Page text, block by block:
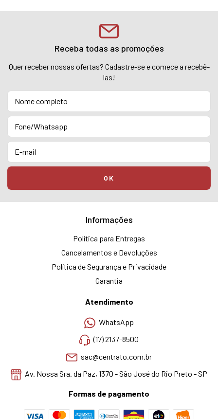
Receba todas as promoções
Quer receber nossas ofertas? Cadastre-se e comece a recebê-
las!
Informações
Política para Entregas
Cancelamentos e Devoluções
Política de Segurança e Privacidade
Garantia
Atendimento
WhatsApp
(17) 2137-8500
sac@centrato.com.br
Av. Nossa Sra. da Paz, 1370 - São José do Rio Preto - SP
Formas de pagamento